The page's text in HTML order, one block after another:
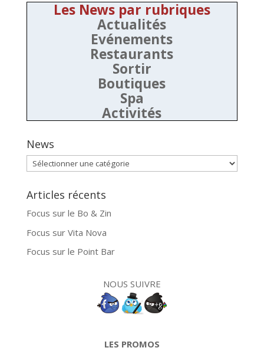
Les News par rubriques
Actualités
Evénements
Restaurants
Sortir
Boutiques
Spa
Activités
News
News
Articles récents
Focus sur le Bo & Zin
Focus sur Vita Nova
Focus sur le Point Bar
NOUS SUIVRE
LES PROMOS